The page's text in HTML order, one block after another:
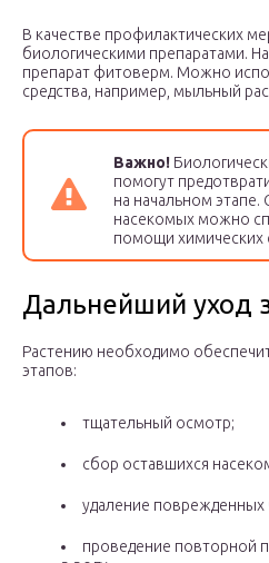
В качестве профилактических
биологическими препаратами.
препарат фитоверм. Можно
средства, например, мыльный
Важно!
помогут
на начальном
насекомых можно
помощи химических
Дальнейший уход
Растению необходимо
этапов:
тщательный осмотр;
сбор оставшихся
удаление поврежденных
проведение повторной